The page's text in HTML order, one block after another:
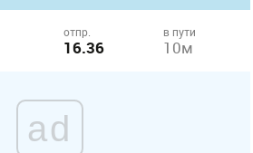
отпр.
16.36
в пути
10м
ad